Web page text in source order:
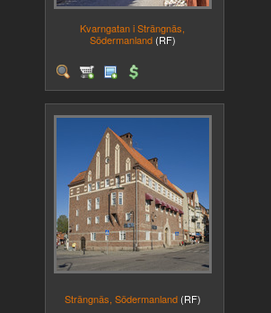
Kvarngatan i Strängnäs,
Södermanland (RF)
Strängnäs, Södermanland (RF)